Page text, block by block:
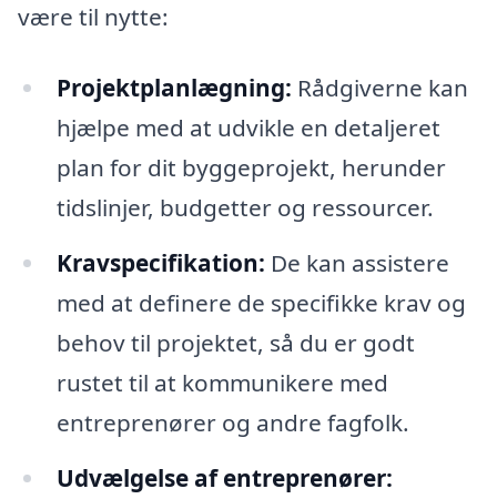
være til nytte:
Projektplanlægning: Rådgiverne kan
hjælpe med at udvikle en detaljeret
plan for dit byggeprojekt, herunder
tidslinjer, budgetter og ressourcer.
Kravspecifikation: De kan assistere
med at definere de specifikke krav og
behov til projektet, så du er godt
rustet til at kommunikere med
entreprenører og andre fagfolk.
Udvælgelse af entreprenører: